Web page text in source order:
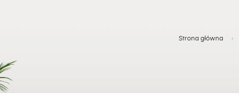
Strona główna